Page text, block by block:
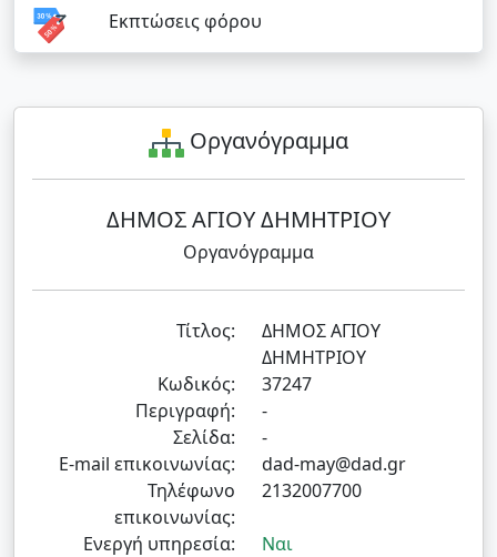
Εκπτώσεις φόρου
Οργανόγραμμα
ΔΗΜΟΣ ΑΓΙΟΥ ΔΗΜΗΤΡΙΟΥ
Οργανόγραμμα
Τίτλος:
ΔΗΜΟΣ ΑΓΙΟΥ
ΔΗΜΗΤΡΙΟΥ
Κωδικός:
37247
Περιγραφή:
-
Σελίδα:
-
E-mail επικοινωνίας:
dad-may@dad.gr
Τηλέφωνο
επικοινωνίας:
2132007700
Ενεργή υπηρεσία:
Ναι